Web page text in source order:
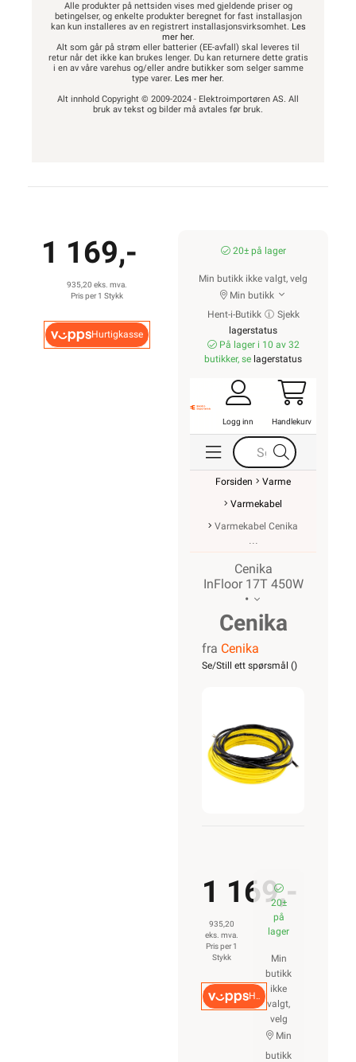
2400W
2650W
3100W
3400W
Alle produkter på nettsiden vises med gjeldende priser og
betingelser, og enkelte produkter beregnet for fast installasjon
kan kun installeres av en registrert installasjonsvirksomhet. Les
mer her.
Alt som går på strøm eller batterier (EE-avfall) skal leveres til
retur når det ikke kan brukes lenger. Du kan returnere dette gratis
i en av våre varehus og/eller andre butikker som selger samme
type varer. Les mer her.
Alt innhold Copyright © 2009-2024 - Elektroimportøren AS. All
bruk av tekst og bilder må avtales før bruk.
1 169,-
935,20 eks. mva.
Pris per 1 Stykk
Hurtigkasse
20± på lager
Min butikk ikke valgt, velg
Min butikk
Hent-i-Butikk
Sjekk
lagerstatus
På lager i 10 av 32
butikker, se lagerstatus
Logg inn Handlekurv
Forsiden
Varme
Varmekabel
Varmekabel Cenika
Cenika
InFloor 17T 450W
•
Cenika
Varmekabel
InFloor
fra Cenika
Se/Still ett spørsmål ()
1 169,-
935,20
eks. mva.
Pris per 1
Stykk
Hurtigkasse
20±
på
lager
Min
butikk
ikke
valgt,
velg
Min
butikk